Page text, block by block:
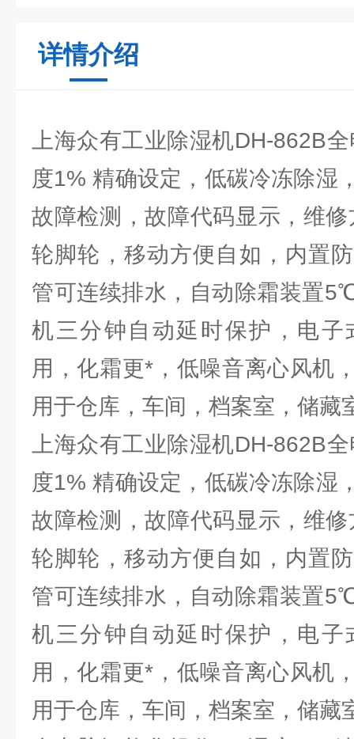
详情介绍
上海众有工业除湿机DH-862B
度1% 精确设定，低碳冷冻除湿
故障检测，故障代码显示，维
轮脚轮，移动方便自如，内置
管可连续排水，自动除霜装置
机三分钟自动延时保护，电子
用，化霜更*，低噪音离心风机
用于仓库，车间，档案室，储藏
上海众有工业除湿机DH-862B
度1% 精确设定，低碳冷冻除湿
故障检测，故障代码显示，维
轮脚轮，移动方便自如，内置
管可连续排水，自动除霜装置
机三分钟自动延时保护，电子
用，化霜更*，低噪音离心风机
用于仓库，车间，档案室，储藏